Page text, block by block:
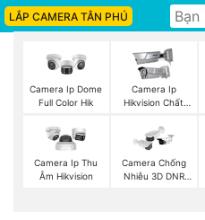
LẮP CAMERA TÂN PHÚ
Camera Ip Dome
Full Color Hik
Camera Ip
Hikvision Chất
Camera Ip Thu
Âm Hikvision
Camera Chống
Nhiễu 3D DNR